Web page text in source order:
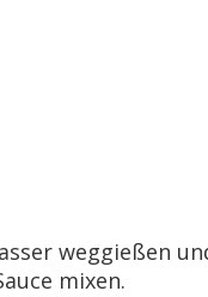
weggießen
mixen.